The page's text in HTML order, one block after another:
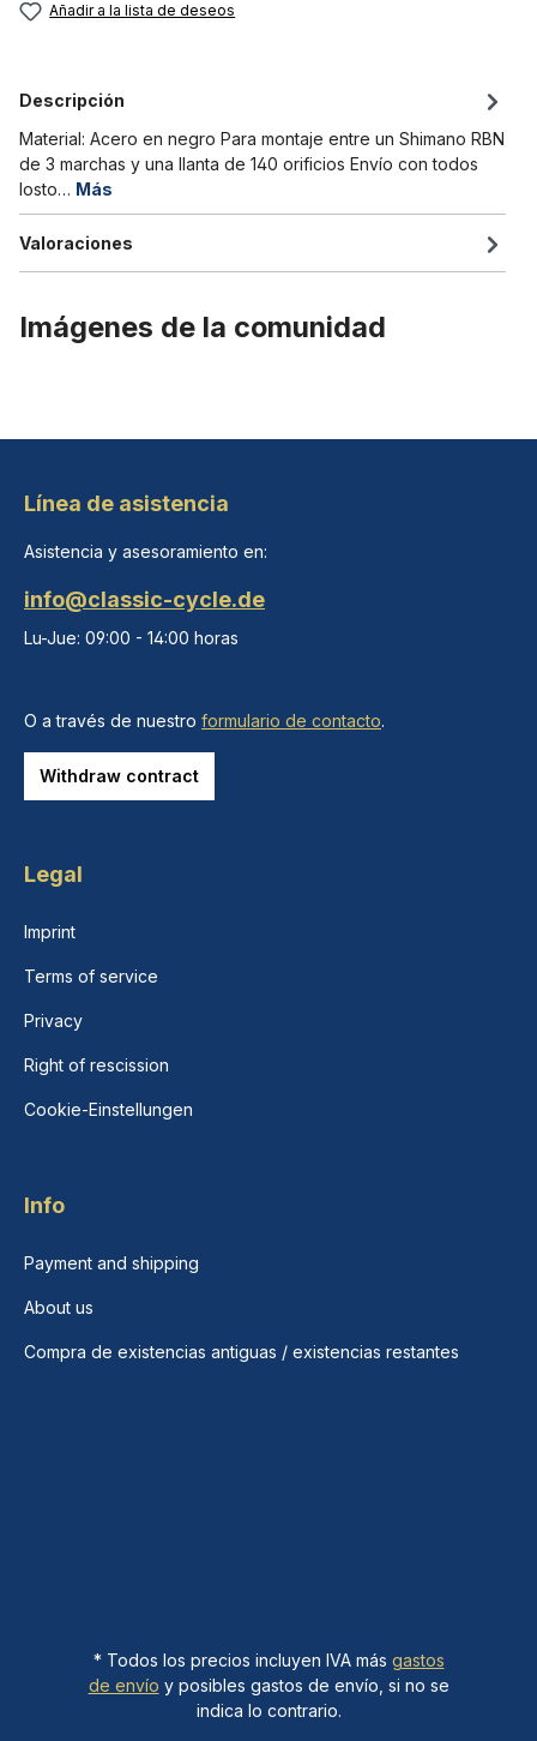
Añadir a la lista de deseos
Descripción
Material: Acero en negro Para montaje entre un Shimano RBN
de 3 marchas y una llanta de 140 orificios Envío con todos
losto… Más
Valoraciones
Imágenes de la comunidad
Línea de asistencia
Asistencia y asesoramiento en:
info@classic-cycle.de
Lu-Jue: 09:00 - 14:00 horas
O a través de nuestro formulario de contacto.
Withdraw contract
Legal
Imprint
Terms of service
Privacy
Right of rescission
Cookie-Einstellungen
Info
Payment and shipping
About us
Compra de existencias antiguas / existencias restantes
* Todos los precios incluyen IVA más gastos
de envío y posibles gastos de envío, si no se
indica lo contrario.